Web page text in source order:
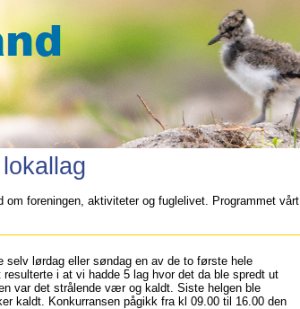
om foreningen, aktiviteter og fuglelivet. Programmet vårt
selv lørdag eller søndag en av de to første hele
i at vi hadde 5 lag hvor det da ble spredt ut
var det strålende vær og kaldt. Siste helgen ble
kaldt. Konkurransen pågikk fra kl 09.00 til 16.00 den